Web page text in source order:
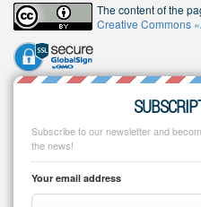
The content of the
Creative Commons
Subscribe to our newsletter and
the news!
Your email address